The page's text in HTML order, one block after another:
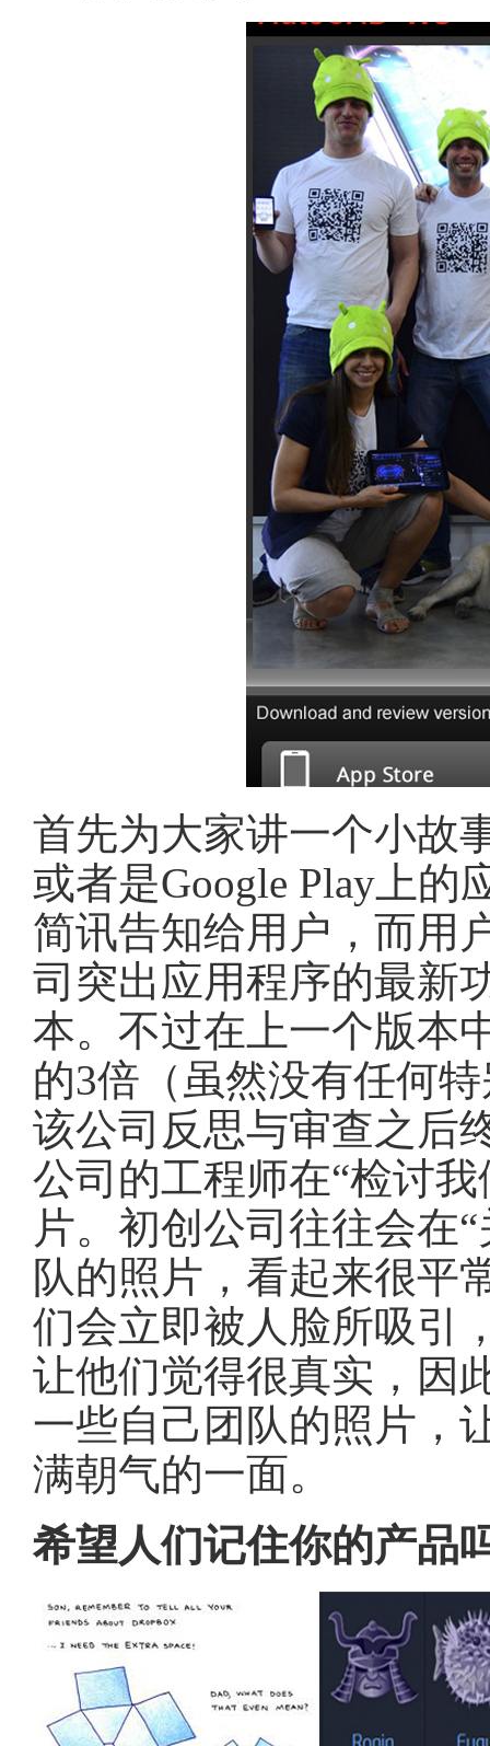
首先为大家讲一个小故
或者是Google Play上
简讯告知给用户，而用
司突出应用程序的最新
本。不过在上一个版本
的3倍（虽然没有任何
该公司反思与审查之后
公司的工程师在“检讨
片。初创公司往往会在
队的照片，看起来很平
们会立即被人脸所吸引
让他们觉得很真实，因
一些自己团队的照片，
满朝气的一面。
希望人们记住你的产品